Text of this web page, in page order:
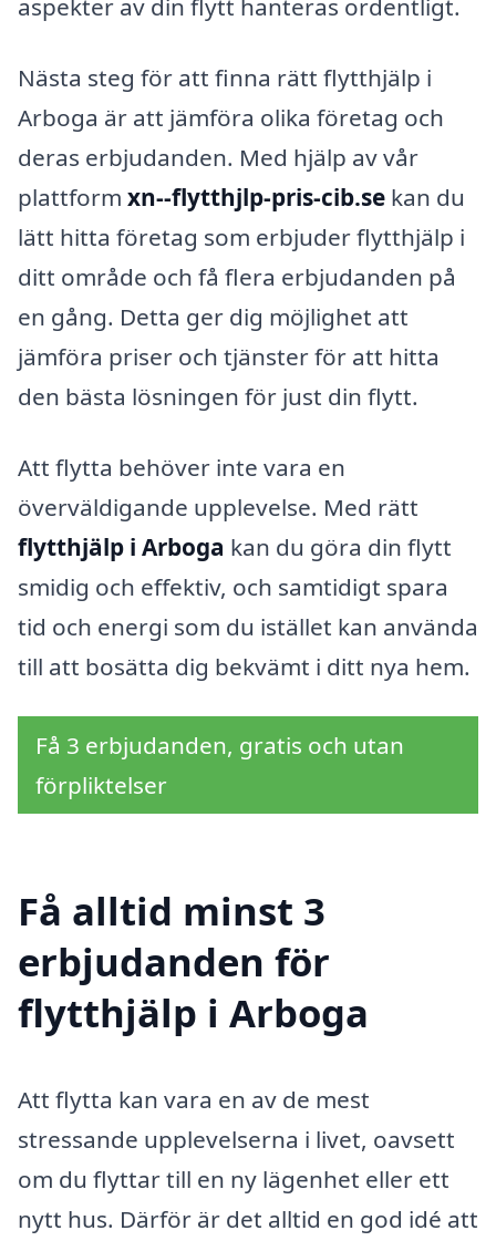
aspekter av din flytt hanteras ordentligt.
Nästa steg för att finna rätt flytthjälp i
Arboga är att jämföra olika företag och
deras erbjudanden. Med hjälp av vår
plattform xn--flytthjlp-pris-cib.se kan du
lätt hitta företag som erbjuder flytthjälp i
ditt område och få flera erbjudanden på
en gång. Detta ger dig möjlighet att
jämföra priser och tjänster för att hitta
den bästa lösningen för just din flytt.
Att flytta behöver inte vara en
överväldigande upplevelse. Med rätt
flytthjälp i Arboga kan du göra din flytt
smidig och effektiv, och samtidigt spara
tid och energi som du istället kan använda
till att bosätta dig bekvämt i ditt nya hem.
Få 3 erbjudanden, gratis och utan
förpliktelser
Få alltid minst 3
erbjudanden för
flytthjälp i Arboga
Att flytta kan vara en av de mest
stressande upplevelserna i livet, oavsett
om du flyttar till en ny lägenhet eller ett
nytt hus. Därför är det alltid en god idé att